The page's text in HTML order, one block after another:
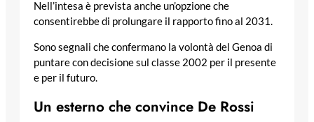
Nell’intesa è prevista anche un’opzione che
consentirebbe di prolungare il rapporto fino al 2031.
Sono segnali che confermano la volontà del Genoa di
puntare con decisione sul classe 2002 per il presente
e per il futuro.
Un esterno che convince De Rossi